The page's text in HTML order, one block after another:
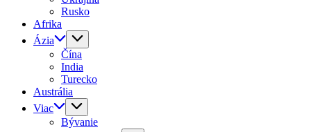
Rusko
Afrika
Ázia
Čína
India
Turecko
Austrália
Viac
Bývanie